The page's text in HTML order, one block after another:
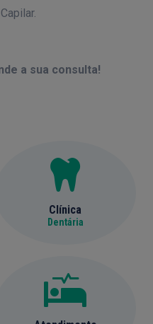
a sua consulta!
Clínica
Dentária